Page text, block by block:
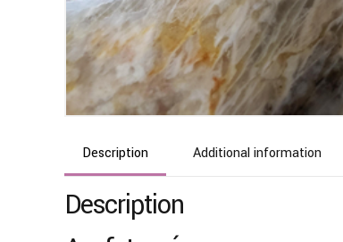
Description Additional information
Description